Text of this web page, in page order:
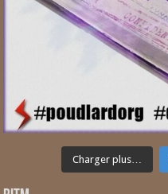
Charger plus…